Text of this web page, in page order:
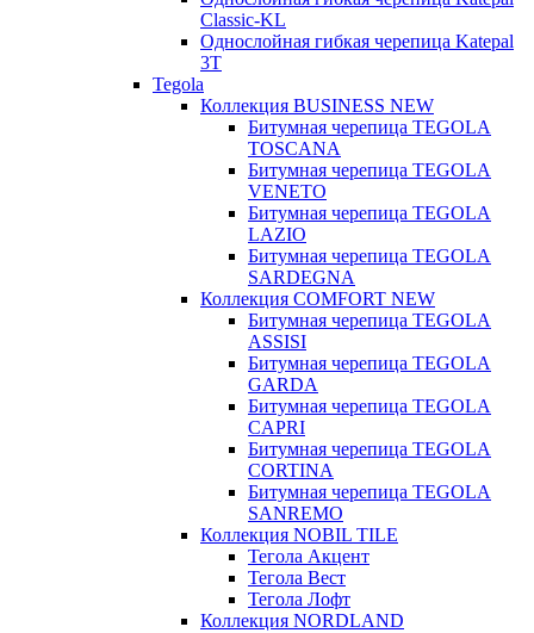
Classic-KL
Однослойная гибкая черепица Katepal
3T
Tegola
Коллекция BUSINESS NEW
Битумная черепица TEGOLA
TOSCANA
Битумная черепица TEGOLA
VENETO
Битумная черепица TEGOLA
LAZIO
Битумная черепица TEGOLA
SARDEGNA
Коллекция COMFORT NEW
Битумная черепица TEGOLA
ASSISI
Битумная черепица TEGOLA
GARDA
Битумная черепица TEGOLA
CAPRI
Битумная черепица TEGOLA
CORTINA
Битумная черепица TEGOLA
SANREMO
Коллекция NOBIL TILE
Тегола Акцент
Тегола Вест
Тегола Лофт
Коллекция NORDLAND